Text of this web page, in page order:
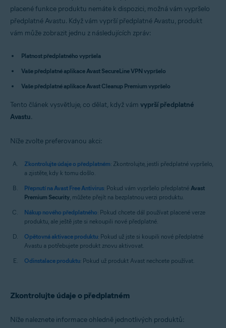
Avast Premium Security 14.x pro Mac
Avast SecureLine VPN 4.x pro Mac
Avast Cleanup Premium 4.x pro Mac
Avast AntiTrack 3.x pro Mac
Operační systémy:
Microsoft Windows 11 Home / Pro / Enterprise / Education
Microsoft Windows 8.1 / Pro / Enterprise – 32/64bitový
Microsoft Windows 7 Home Basic / Home Premium / Professional /
Enterprise / Ultimate – Service Pack 1, 32/64bitový
Apple macOS 11.x (Big Sur)
Apple macOS 10.13.x (High Sierra)
Apple macOS 10.12.x (Sierra)
Apple Mac OS X 10.11.x (El Capitan)
Apple Mac OS X 10.10.x (Yosemite)
placené funkce produktu nemáte k dispozici, možná vám vypršelo
předplatné Avastu. Když vám vyprší předplatné Avastu, produkt
vám může zobrazit jednu z následujících zpráv:
Platnost předplatného vypršela
Vaše předplatné aplikace Avast SecureLine VPN vypršelo
Vaše předplatné aplikace Avast Cleanup Premium vypršelo
Tento článek vysvětluje, co dělat, když vám vyprší předplatné
Avastu.
Níže zvolte preferovanou akci:
Zkontrolujte údaje o předplatném: Zkontrolujte, jestli předplatné vypršelo,
a zjistěte, kdy k tomu došlo.
Přepnutí na Avast Free Antivirus: Pokud vám vypršelo předplatné Avast
Premium Security, můžete přejít na bezplatnou verzi produktu.
Nákup nového předplatného: Pokud chcete dál používat placené verze
produktu, ale ještě jste si nekoupili nové předplatné.
Opětovná aktivace produktu: Pokud už jste si koupili nové předplatné
Avastu a potřebujete produkt znovu aktivovat.
Odinstalace produktu: Pokud už produkt Avast nechcete používat.
Zkontrolujte údaje o předplatném
Níže naleznete informace ohledně jednotlivých produktů: